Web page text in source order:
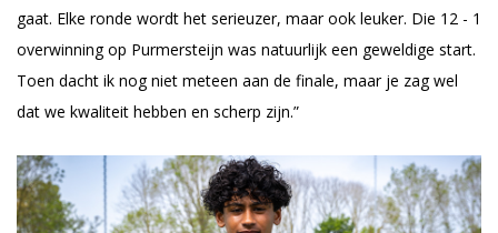
gaat. Elke ronde wordt het serieuzer, maar ook leuker. Die 12 - 1
overwinning op Purmersteijn was natuurlijk een geweldige start.
Toen dacht ik nog niet meteen aan de finale, maar je zag wel
dat we kwaliteit hebben en scherp zijn.”